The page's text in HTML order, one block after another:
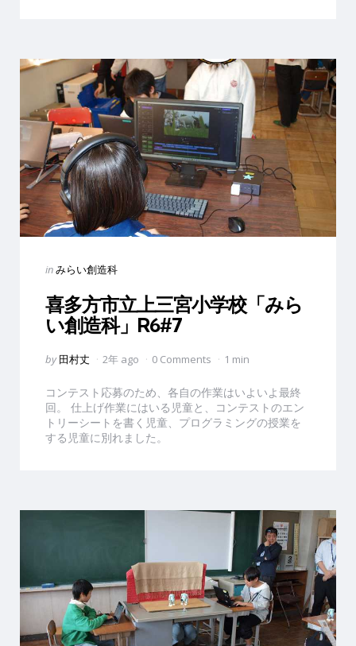
Categories
Posted
inみらい創造科
喜多方市立上三宮小学校「みら
い創造科」R6#7
Posted
by 田村丈 2年 ago 0 Comments 1 min
コンテスト応募のため、各自の作業はいよいよ最終
回。 仕上げ作業にはいる児童と、コンテストのエン
トリーシートを書く児童、プログラミングの授業を
する児童に別れました。